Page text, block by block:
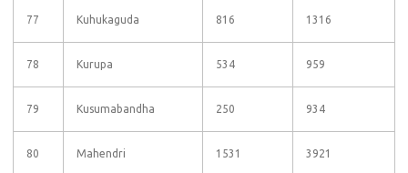
77 Kuhukaguda 816 1316
78 Kurupa 534 959
79 Kusumabandha 250 934
80 Mahendri 1531 3921